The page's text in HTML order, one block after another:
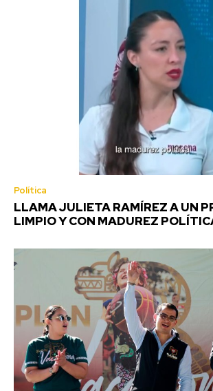
Política
LLAMA JULIETA RAMÍREZ A UN
LIMPIO Y CON MADUREZ